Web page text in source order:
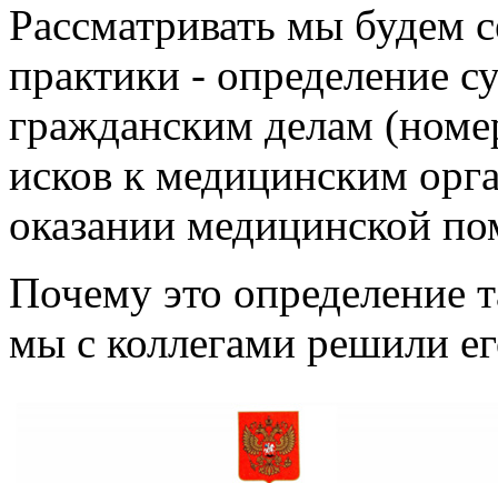
Рассматривать мы будем
практики - определение
гражданским делам
исков к медицинским
оказании медицинской
Почему это определение
мы с коллегами решили